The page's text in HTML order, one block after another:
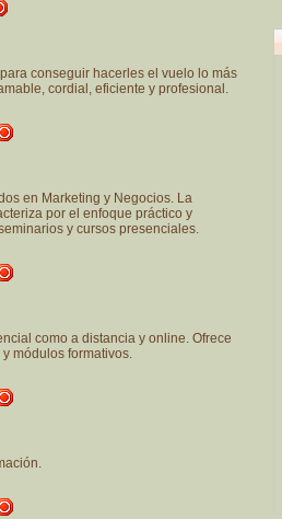
conseguir hacerles el vuelo lo más
cordial, eficiente y profesional.
en Marketing y Negocios. La
por el enfoque práctico y
y cursos presenciales.
como a distancia y online. Ofrece
módulos formativos.